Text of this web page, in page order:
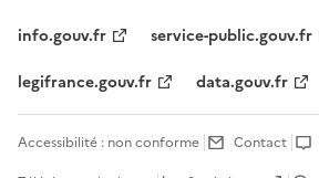
info.gouv.fr
service-public.gouv.fr
legifrance.gouv.fr
data.gouv.fr
Accessibilité : non conforme Contact